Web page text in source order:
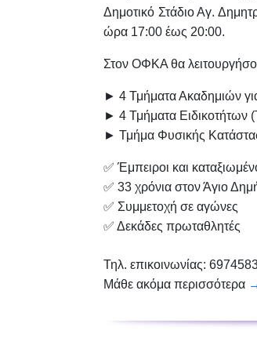
Δημοτικό Στάδιο Αγ.
ώρα 17:00 έως 20:00.
Στον ΟΦΚΑ θα
► 4 Τμήματα Ακαδημιών
► 4 Τμήματα Ειδικοτήτων
► Τμήμα Φυσικής
✅ Έμπειροι και
✅ 33 χρόνια στον Άγιο
✅ Συμμετοχή σε αγώνες
✅ Δεκάδες πρωταθλητές
Τηλ. επικοινωνίας:
Μάθε ακόμα περισσότερα